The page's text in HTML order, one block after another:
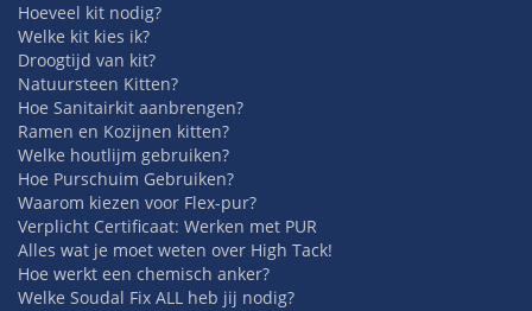
Hoeveel kit nodig?
Welke kit kies ik?
Droogtijd van kit?
Natuursteen Kitten?
Hoe Sanitairkit aanbrengen?
Ramen en Kozijnen kitten?
Welke houtlijm gebruiken?
Hoe Purschuim Gebruiken?
Waarom kiezen voor Flex-pur?
Verplicht Certificaat: Werken met PUR
Alles wat je moet weten over High Tack!
Hoe werkt een chemisch anker?
Welke Soudal Fix ALL heb jij nodig?